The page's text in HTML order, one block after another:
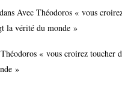
dansAvec Théodoros « vous
la vérité du monde »
« vous croirez toucher
»